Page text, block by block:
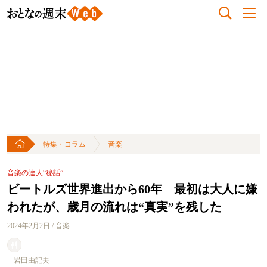
特集・コラム 音楽
音楽の達人“秘話”
ビートルズ世界進出から60年 最初は大人に嫌
われたが、歳月の流れは“真実”を残した
2024年2月2日 / 音楽
岩田由記夫